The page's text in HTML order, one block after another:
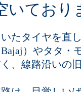
いており
たタイヤを直
）やタタ・
、線路沿いの